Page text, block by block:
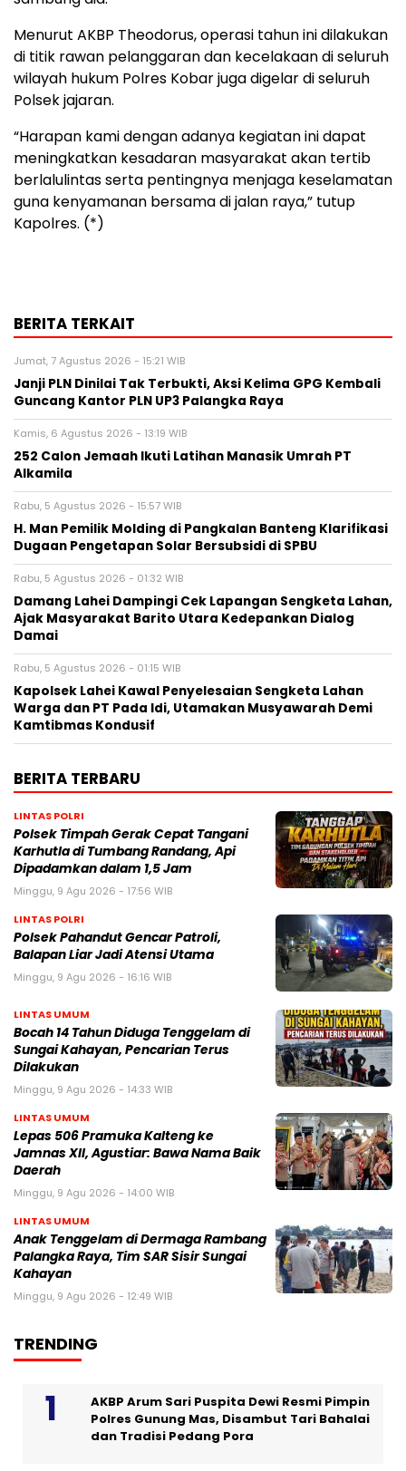
Menurut AKBP Theodorus, operasi tahun ini dilakukan
di titik rawan pelanggaran dan kecelakaan di seluruh
wilayah hukum Polres Kobar juga digelar di seluruh
Polsek jajaran.
“Harapan kami dengan adanya kegiatan ini dapat
meningkatkan kesadaran masyarakat akan tertib
berlalulintas serta pentingnya menjaga keselamatan
guna kenyamanan bersama di jalan raya,” tutup
Kapolres. (*)
BERITA TERKAIT
Jumat, 7 Agustus 2026 - 15:21 WIB
Janji PLN Dinilai Tak Terbukti, Aksi Kelima GPG Kembali
Guncang Kantor PLN UP3 Palangka Raya
Kamis, 6 Agustus 2026 - 13:19 WIB
252 Calon Jemaah Ikuti Latihan Manasik Umrah PT
Alkamila
Rabu, 5 Agustus 2026 - 15:57 WIB
H. Man Pemilik Molding di Pangkalan Banteng Klarifikasi
Dugaan Pengetapan Solar Bersubsidi di SPBU
Rabu, 5 Agustus 2026 - 01:32 WIB
Damang Lahei Dampingi Cek Lapangan Sengketa Lahan,
Ajak Masyarakat Barito Utara Kedepankan Dialog
Damai
Rabu, 5 Agustus 2026 - 01:15 WIB
Kapolsek Lahei Kawal Penyelesaian Sengketa Lahan
Warga dan PT Pada Idi, Utamakan Musyawarah Demi
Kamtibmas Kondusif
BERITA TERBARU
LINTAS POLRI
Polsek Timpah Gerak Cepat Tangani
Karhutla di Tumbang Randang, Api
Dipadamkan dalam 1,5 Jam
Minggu, 9 Agu 2026 - 17:56 WIB
LINTAS POLRI
Polsek Pahandut Gencar Patroli,
Balapan Liar Jadi Atensi Utama
Minggu, 9 Agu 2026 - 16:16 WIB
LINTAS UMUM
Bocah 14 Tahun Diduga Tenggelam di
Sungai Kahayan, Pencarian Terus
Dilakukan
Minggu, 9 Agu 2026 - 14:33 WIB
LINTAS UMUM
Lepas 506 Pramuka Kalteng ke
Jamnas XII, Agustiar: Bawa Nama Baik
Daerah
Minggu, 9 Agu 2026 - 14:00 WIB
LINTAS UMUM
Anak Tenggelam di Dermaga Rambang
Palangka Raya, Tim SAR Sisir Sungai
Kahayan
Minggu, 9 Agu 2026 - 12:49 WIB
TRENDING
AKBP Arum Sari Puspita Dewi Resmi Pimpin
Polres Gunung Mas, Disambut Tari Bahalai
dan Tradisi Pedang Pora